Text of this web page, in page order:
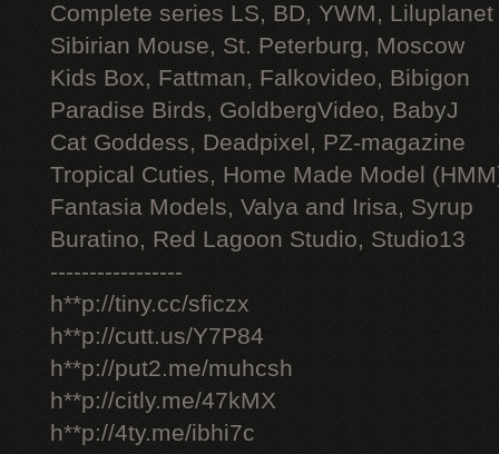
Complete series LS, BD, YWM, Liluplanet
Sibirian Mouse, St. Peterburg, Moscow
Kids Box, Fattman, Falkovideo, Bibigon
Paradise Birds, GoldbergVideo, BabyJ
Cat Goddess, Deadpixel, PZ-magazine
Tropical Cuties, Home Made Model
Fantasia Models, Valya and Irisa, Syrup
Buratino, Red Lagoon Studio, Studio13
-----------------
h**p://tiny.cc/sficzx
h**p://cutt.us/Y7P84
h**p://put2.me/muhcsh
h**p://citly.me/47kMX
h**p://4ty.me/ibhi7c